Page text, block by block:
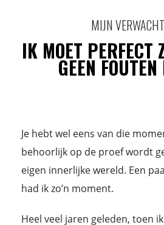
MIJN
IK MOET PERFECT
GEEN
Je hebt wel eens van die
behoorlijk op de proef wordt
eigen innerlijke wereld. Een
had ik zo’n moment.
Heel veel jaren geleden, toen